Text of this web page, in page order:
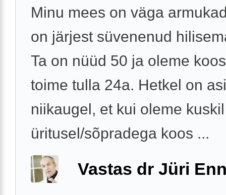
Minu mees on väga
on järjest süvenenud
Ta on nüüd 50 ja oleme
toime tulla 24a. Hetkel on asi
niikaugel, et kui oleme kuskil
üritusel/sõpradega koos ...
Vastas dr Jüri